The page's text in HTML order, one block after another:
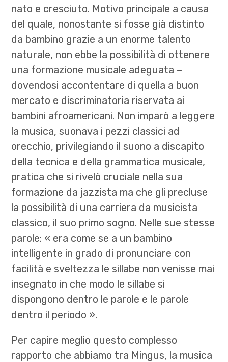
nato e cresciuto. Motivo principale a causa
del quale, nonostante si fosse già distinto
da bambino grazie a un enorme talento
naturale, non ebbe la possibilità di ottenere
una formazione musicale adeguata –
dovendosi accontentare di quella a buon
mercato e discriminatoria riservata ai
bambini afroamericani. Non imparò a leggere
la musica, suonava i pezzi classici ad
orecchio, privilegiando il suono a discapito
della tecnica e della grammatica musicale,
pratica che si rivelò cruciale nella sua
formazione da jazzista ma che gli precluse
la possibilità di una carriera da musicista
classico, il suo primo sogno. Nelle sue stesse
parole: « era come se a un bambino
intelligente in grado di pronunciare con
facilità e sveltezza le sillabe non venisse mai
insegnato in che modo le sillabe si
dispongono dentro le parole e le parole
dentro il periodo ».
Per capire meglio questo complesso
rapporto che abbiamo tra Mingus, la musica